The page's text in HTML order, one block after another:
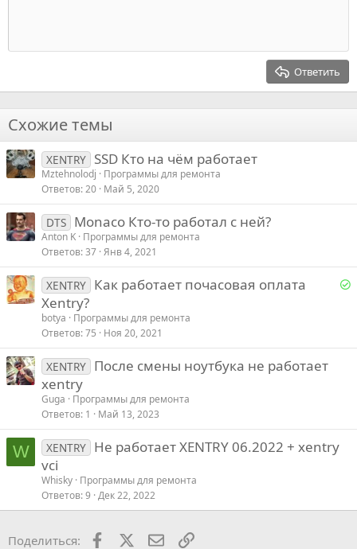
22
26
Times New Roman
Verdana
Заголовок 2
Ответить
Схожие темы
XENTRY SSD Кто на чём работает
Mztehnolodj
Программы для ремонта
Ответов 20 Май 5, 2020
DTS Monaco Кто-то работал с ней?
Anton K Программы для ремонта
Ответов 37 Янв 4, 2021
Р
н
XENTRY Как работает почасовая оплата
Xentry?
botya
Программы для ремонта
Ответов 75 Ноя 20, 2021
XENTRY После смены ноутбука не работает
xentry
Guga
Программы для ремонта
Ответов 1 Май 13, 2023
W XENTRY Не работает XENTRY 06.2022 + xentry
vci
Whisky Программы для ремонта
Ответов 9 Дек 22, 2022
Поделиться: Facebook ПочтаСсылкой